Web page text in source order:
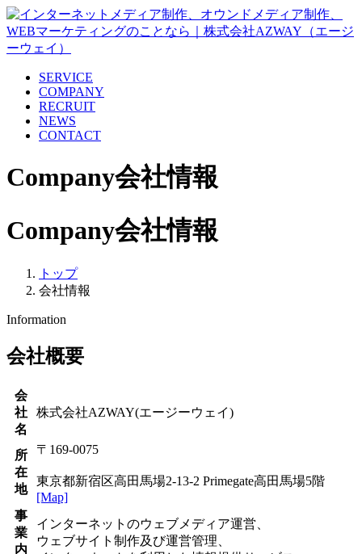
SERVICE
COMPANY
RECRUIT
NEWS
CONTACT
Company会社情報
Company会社情報
トップ
会社情報
Information
会社概要
会
社
名
株式会社AZWAY(エージーウェイ)
所
在
地
〒169-0075
東京都新宿区高田馬場2-13-2 Primegate高田馬場5階
[Map]
事
業
内
インターネットのウェブメディア運営、
ウェブサイト制作及び運営管理、